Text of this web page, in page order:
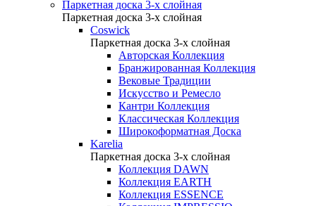
Паркетная доска 3-х слойная
Паркетная доска 3-х слойная
Coswick
Паркетная доска 3-х слойная
Авторская Коллекция
Бранжированная Коллекция
Вековые Традиции
Искусство и Ремесло
Кантри Коллекция
Классическая Коллекция
Широкоформатная Доска
Karelia
Паркетная доска 3-х слойная
Коллекция DAWN
Коллекция EARTH
Коллекция ESSENCE